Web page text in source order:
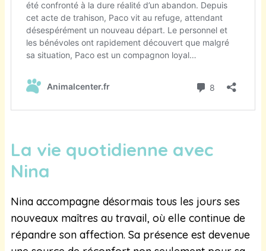
La vie quotidienne avec
Nina
Nina accompagne désormais tous les jours ses
nouveaux maîtres au travail, où elle continue de
répandre son affection. Sa présence est devenue